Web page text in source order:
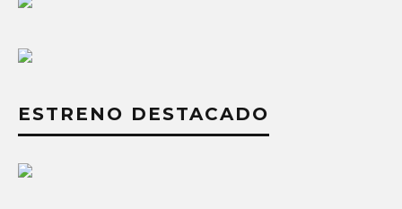
ESTRENO DESTACADO